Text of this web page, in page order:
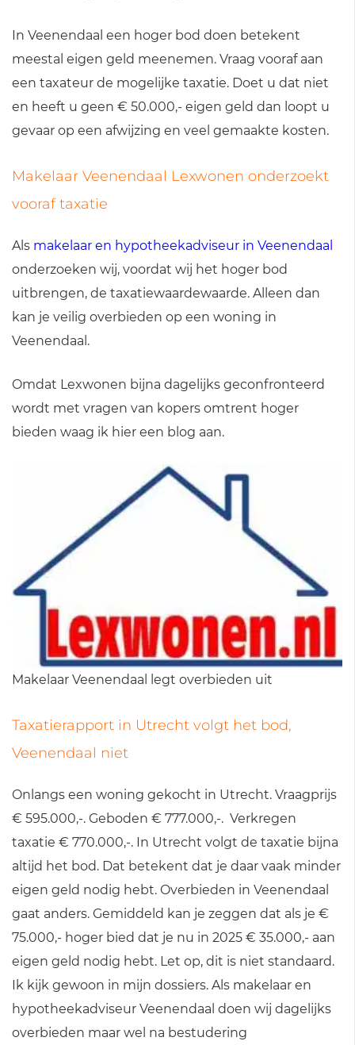
In Veenendaal een hoger bod doen betekent
meestal eigen geld meenemen. Vraag vooraf aan
een taxateur de mogelijke taxatie. Doet u dat niet
en heeft u geen € 50.000,- eigen geld dan loopt u
gevaar op een afwijzing en veel gemaakte kosten.
Makelaar Veenendaal Lexwonen onderzoekt
vooraf taxatie
Als makelaar en hypotheekadviseur in Veenendaal
onderzoeken wij, voordat wij het hoger bod
uitbrengen, de taxatiewaardewaarde. Alleen dan
kan je veilig overbieden op een woning in
Veenendaal.
Omdat Lexwonen bijna dagelijks geconfronteerd
wordt met vragen van kopers omtrent hoger
bieden waag ik hier een blog aan.
Makelaar Veenendaal legt overbieden uit
Taxatierapport in Utrecht volgt het bod,
Veenendaal niet
Onlangs een woning gekocht in Utrecht. Vraagprijs
€ 595.000,-. Geboden € 777.000,-. Verkregen
taxatie € 770.000,-. In Utrecht volgt de taxatie bijna
altijd het bod. Dat betekent dat je daar vaak minder
eigen geld nodig hebt. Overbieden in Veenendaal
gaat anders. Gemiddeld kan je zeggen dat als je €
75.000,- hoger bied dat je nu in 2025 € 35.000,- aan
eigen geld nodig hebt. Let op, dit is niet standaard.
Ik kijk gewoon in mijn dossiers. Als makelaar en
hypotheekadviseur Veenendaal doen wij dagelijks
overbieden maar wel na bestudering